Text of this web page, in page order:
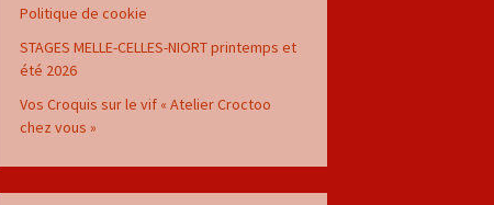
Politique de cookie
STAGES MELLE-CELLES-NIORT printemps et
été 2026
Vos Croquis sur le vif « Atelier Croctoo
chez vous »